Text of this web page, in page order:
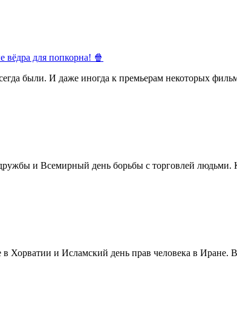
вёдра для попкорна! 🍿
были. И даже иногда к премьерам некоторых
и Всемирный день борьбы с торговлей людьми.
в Хорватии и Исламский день прав человека в